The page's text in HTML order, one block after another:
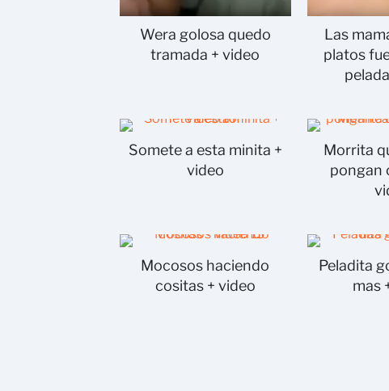
Wera golosa quedo
tramada + video
Las
platos
Somete a esta minita +
video
Morrita
pongan
Mocosos haciendo
cositas + video
Peladita
mas